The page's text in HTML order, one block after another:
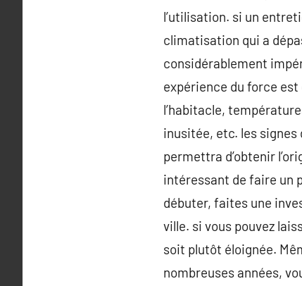
l’utilisation. si un
climatisation qui a
considérablement
expérience du force
l’habitacle,
inusitée, etc. les signes
permettra d’obtenir
intéressant de faire un
débuter, faites une
ville. si vous pouvez
soit plutôt éloignée.
nombreuses années,